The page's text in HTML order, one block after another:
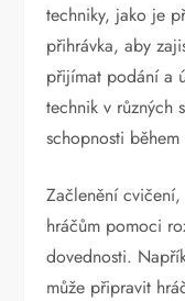
techniky, jako je
přihrávka, aby
přijímat podání a
technik v různých
schopnosti během
Začlenění
hráčům pomoci
dovednosti.
může připravit